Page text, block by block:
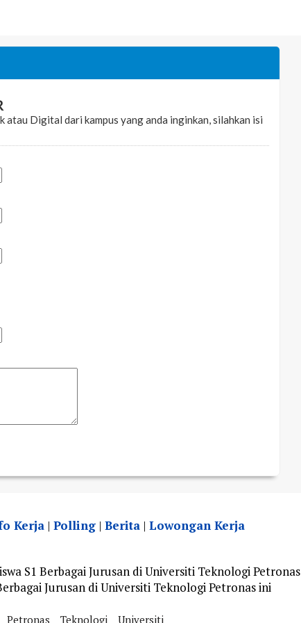
Kerja| Polling| Berita| Lowongan Kerja
S1 Berbagai Jurusan di Universiti Teknologi Petronas
Jurusan di Universiti Teknologi Petronas ini
Petronas Teknologi Universiti